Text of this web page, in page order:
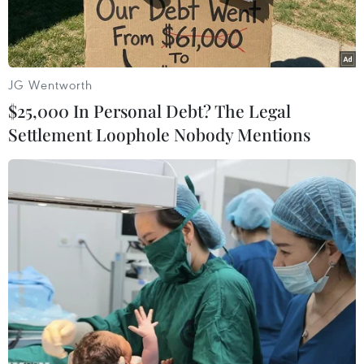
Công nhân xây dựng khu định cư tại Ramat Shlomo, phía Đông
Jerusalem. (Nguồn: AFP/TTXVN)
Ngày 21/9, nội các Israel đã thông qua sáng kiến
phát triển các khu định cư trị giá 1,3 tỷ shekel
(tương đương 360 triệu USD) tại miền Nam
JG Wentworth
$25,000 In Personal Debt? The Legal
Settlement Loophole Nobody Mentions